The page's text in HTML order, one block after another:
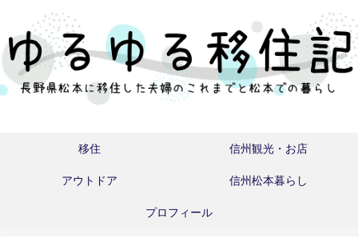
移住 信州観光・お店
アウトドア 信州松本暮らし
プロフィール